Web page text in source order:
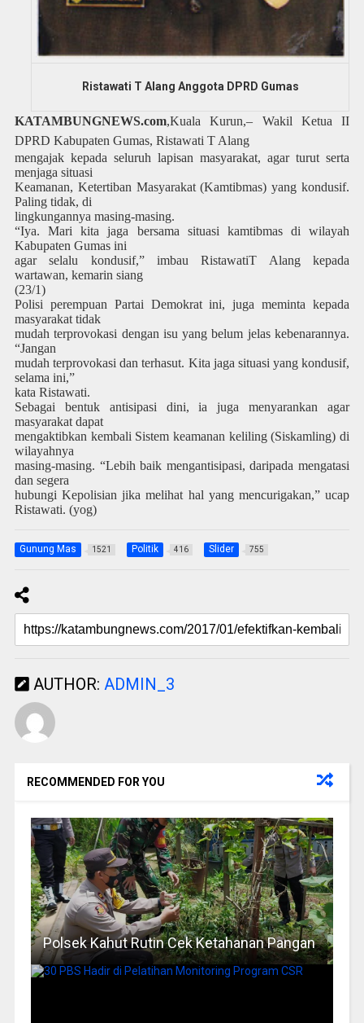
Ristawati T Alang Anggota DPRD Gumas
KATAMBUNGNEWS.com,Kuala Kurun,– Wakil Ketua II
DPRD Kabupaten Gumas, Ristawati T Alang
mengajak kepada seluruh lapisan masyarakat, agar turut serta
menjaga situasi
Keamanan, Ketertiban Masyarakat (Kamtibmas) yang kondusif.
Paling tidak, di
lingkungannya masing-masing.
“Iya. Mari kita jaga bersama situasi kamtibmas di wilayah
Kabupaten Gumas ini
agar selalu kondusif,” imbau RistawatiT Alang kepada
wartawan, kemarin siang
(23/1)
Polisi perempuan Partai Demokrat ini, juga meminta kepada
masyarakat tidak
mudah terprovokasi dengan isu yang belum jelas kebenarannya.
“Jangan
mudah terprovokasi dan terhasut. Kita jaga situasi yang kondusif,
selama ini,”
kata Ristawati.
Sebagai bentuk antisipasi dini, ia juga menyarankan agar
masyarakat dapat
mengaktibkan kembali Sistem keamanan keliling (Siskamling) di
wilayahnya
masing-masing. “Lebih baik mengantisipasi, daripada mengatasi
dan segera
hubungi Kepolisian jika melihat hal yang mencurigakan,” ucap
Ristawati. (yog)
Gunung Mas 1521 Politik 416 Slider 755
AUTHOR: ADMIN_3
RECOMMENDED FOR YOU
Polsek Kahut Rutin Cek Ketahanan Pangan